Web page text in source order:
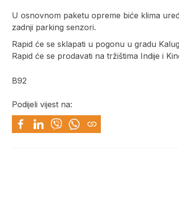
U osnovnom paketu opreme biće klima
zadnji parking senzori.
Rapid će se sklapati u pogonu u gradu
Rapid će se prodavati na tržištima Indije i
B92
Podijeli vijest na: